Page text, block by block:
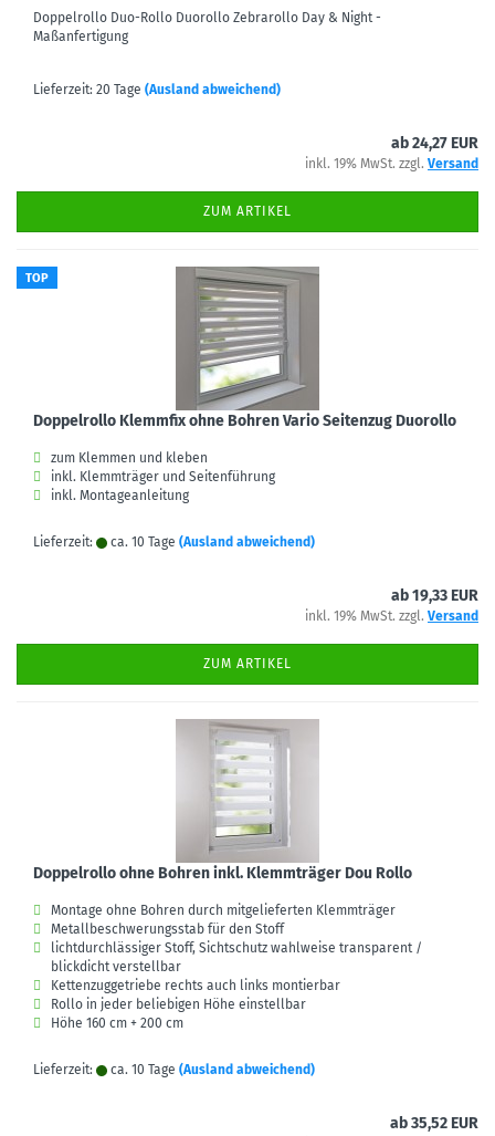
Doppelrollo Duo-Rollo Duorollo Zebrarollo Day & Night -
Maßanfertigung
Lieferzeit: 20 Tage (Ausland abweichend)
ab 24,27 EUR
inkl. 19% MwSt. zzgl. Versand
ZUM ARTIKEL
TOP
Doppelrollo Klemmfix ohne Bohren Vario Seitenzug Duorollo
zum Klemmen und kleben
inkl. Klemmträger und Seitenführung
inkl. Montageanleitung
Lieferzeit: ca. 10 Tage (Ausland abweichend)
ab 19,33 EUR
inkl. 19% MwSt. zzgl. Versand
ZUM ARTIKEL
Doppelrollo ohne Bohren inkl. Klemmträger Dou Rollo
Montage ohne Bohren durch mitgelieferten Klemmträger
Metallbeschwerungsstab für den Stoff
lichtdurchlässiger Stoff, Sichtschutz wahlweise transparent /
blickdicht verstellbar
Kettenzuggetriebe rechts auch links montierbar
Rollo in jeder beliebigen Höhe einstellbar
Höhe 160 cm + 200 cm
Lieferzeit: ca. 10 Tage (Ausland abweichend)
ab 35,52 EUR